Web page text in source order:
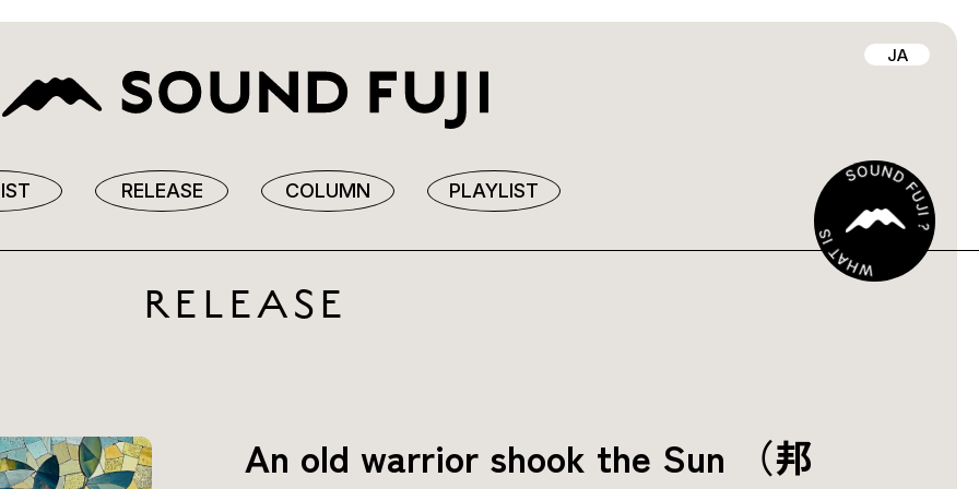
RELEASE COLUMN PLAYLIST
JA
RELEASE
An old warrior shook the Sun （邦